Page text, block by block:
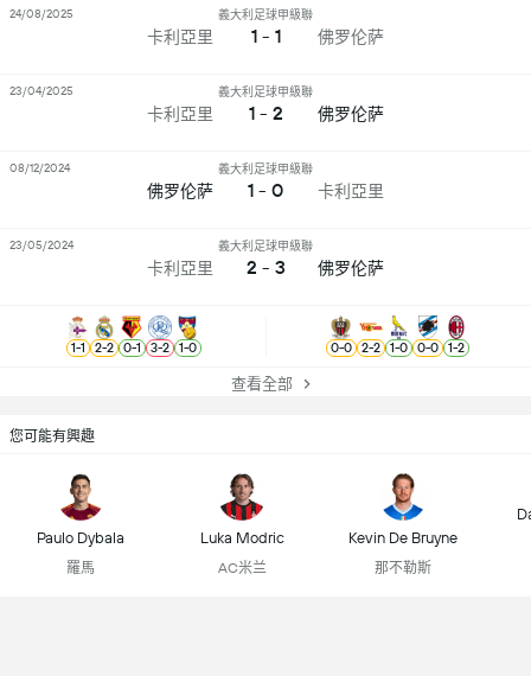
卡利亞里
義大利足球甲級聯
1 - 1 佛罗伦萨
24/08/2025
卡利亞里
義大利足球甲級聯
1 - 2 佛罗伦萨
23/04/2025
佛罗伦萨
義大利足球甲級聯
1 - 0 卡利亞里
08/12/2024
卡利亞里
義大利足球甲級聯
2 - 3 佛罗伦萨
23/05/2024
1-1 2-2 0-1 3-2 1-0 0-0 2-2 1-0 0-0 1-2
查看全部
您可能有興趣
Paulo Dybala
羅馬
Luka Modric
AC米兰
Kevin De Bruyne
那不勒斯